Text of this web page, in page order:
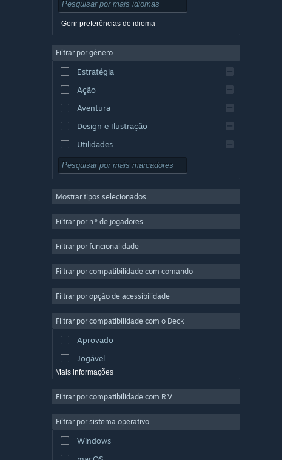
Gerir preferências de idioma
Filtrar por género
Estratégia
Ação
Aventura
Design e Ilustração
Utilidades
Grátis para Jogar
Multijogador em Massa
Casual
Simulação
Produção de Vídeo
Edição de Fotografias
Mostrar tipos selecionados
Filtrar por n.º de jogadores
Filtrar por funcionalidade
Filtrar por compatibilidade com comando
Filtrar por opção de acessibilidade
Filtrar por compatibilidade com o Deck
Aprovado
Jogável
Mais informações
Filtrar por compatibilidade com R.V.
Filtrar por sistema operativo
Windows